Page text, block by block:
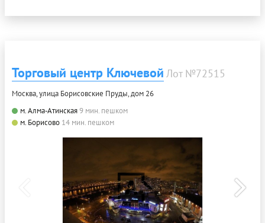
Торговый центр Ключевой Лот №72515
Москва, улица Борисовские Пруды, дом 26
м. Алма-Атинская9 мин. пешком
м. Борисово 14 мин. пешком